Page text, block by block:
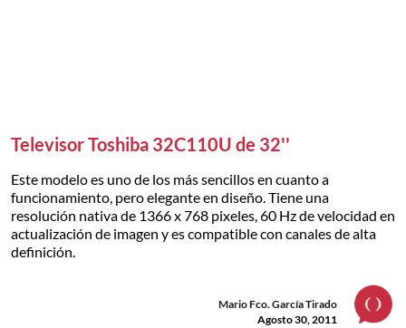
Televisor Toshiba 32C110U de 32''
Este modelo es uno de los más sencillos en cuanto a
funcionamiento, pero elegante en diseño. Tiene una
resolución nativa de 1366 x 768 pixeles, 60 Hz de velocidad en
actualización de imagen y es compatible con canales de alta
definición.
Mario Fco. García Tirado
Agosto 30, 2011